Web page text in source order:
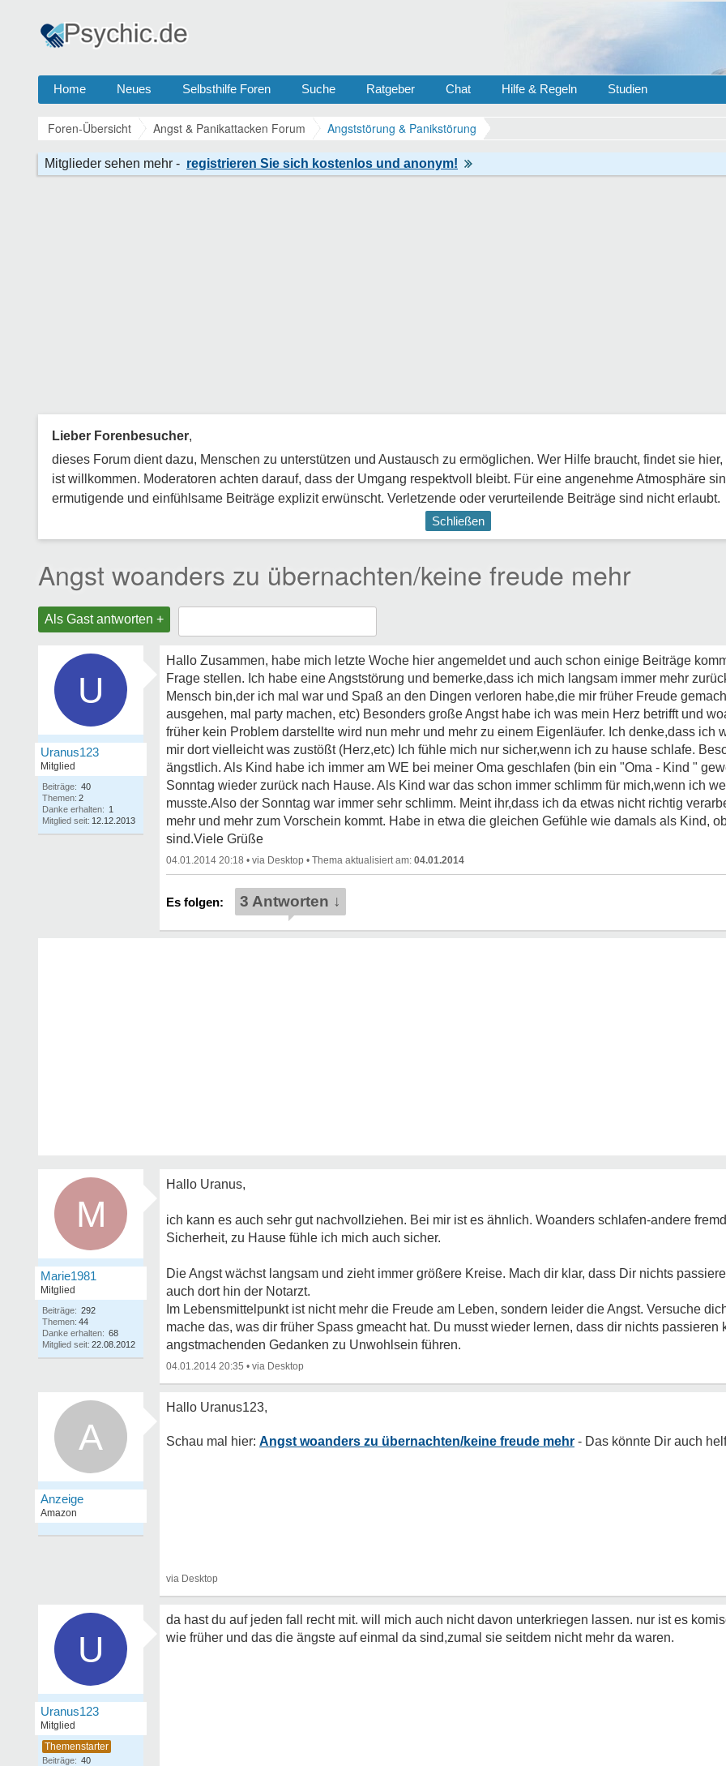
Home Neues Selbsthilfe Foren Suche Ratgeber Chat Hilfe & Regeln Studien
Foren-Übersicht Angst & Panikattacken Forum Angststörung & Panikstörung
Lieber Forenbesucher,
dieses Forum dient dazu, Menschen zu unterstützen und Austausch zu ermöglichen. Wer Hilfe braucht, findet sie
ist willkommen. Moderatoren achten darauf, dass der Umgang respektvoll bleibt. Für eine angenehme Atmosphäre
ermutigende und einfühlsame Beiträge explizit erwünscht. Verletzende oder verurteilende Beiträge sind nicht erlaubt.
Schließen
Angst woanders zu übernachten/keine freude mehr
Als Gast antworten +
U
Uranus123
Mitglied
Beiträge: 40
Themen: 2
Danke erhalten: 1
Mitglied seit: 12.12.2013
Hallo Zusammen, habe mich letzte Woche hier angemeldet und auch schon einige Beiträge
Frage stellen. Ich habe eine Angststörung und bemerke,dass ich mich langsam immer mehr
Mensch bin,der ich mal war und Spaß an den Dingen verloren habe,die mir früher Freude
ausgehen, mal party machen, etc) Besonders große Angst habe ich was mein Herz betrifft und
früher kein Problem darstellte wird nun mehr und mehr zu einem Eigenläufer. Ich denke,dass ich
mir dort vielleicht was zustößt (Herz,etc) Ich fühle mich nur sicher,wenn ich zu hause schlafe.
ängstlich. Als Kind habe ich immer am WE bei meiner Oma geschlafen (bin ein "Oma - Kind "
Sonntag wieder zurück nach Hause. Als Kind war das schon immer schlimm für mich,wenn ich
musste.Also der Sonntag war immer sehr schlimm. Meint ihr,dass ich da etwas nicht richtig
mehr und mehr zum Vorschein kommt. Habe in etwa die gleichen Gefühle wie damals als Kind,
sind.Viele Grüße
04.01.2014 20:18 • • 04.01.2014
3 Antworten ↓
M
Marie1981
Mitglied
Beiträge: 292
Themen: 44
Danke erhalten: 68
Mitglied seit: 22.08.2012
Hallo Uranus,
ich kann es auch sehr gut nachvollziehen. Bei mir ist es ähnlich. Woanders schlafen-andere
Sicherheit, zu Hause fühle ich mich auch sicher.
Die Angst wächst langsam und zieht immer größere Kreise. Mach dir klar, dass Dir nichts
auch dort hin der Notarzt.
Im Lebensmittelpunkt ist nicht mehr die Freude am Leben, sondern leider die Angst. Versuche
mache das, was dir früher Spass gmeacht hat. Du musst wieder lernen, dass dir nichts passieren
angstmachenden Gedanken zu Unwohlsein führen.
04.01.2014 20:35 •
A Angst woanders zu übernachten/keine freude mehr
U
Uranus123
Mitglied
Beiträge: 40
da hast du auf jeden fall recht mit. will mich auch nicht davon unterkriegen lassen. nur ist es
wie früher und das die ängste auf einmal da sind,zumal sie seitdem nicht mehr da waren.